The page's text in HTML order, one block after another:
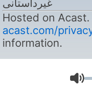
غیرداستانی
Hosted on Acast.
acast.com/
information.